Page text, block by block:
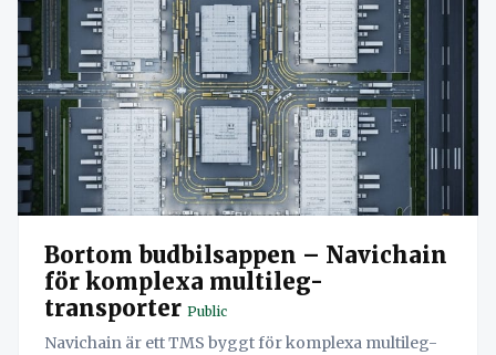
Bortom budbilsappen – Navichain
för komplexa multileg-
transporter Public
Navichain är ett TMS byggt för komplexa multileg-